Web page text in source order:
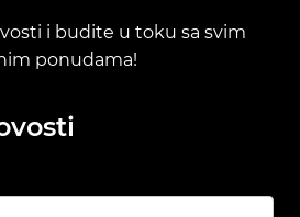
i budite u toku sa svim
ponudama!